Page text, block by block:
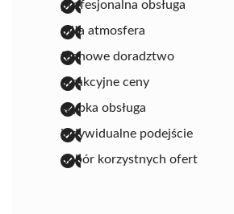
profesjonalna obsługa
miła atmosfera
fachowe doradztwo
atrakcyjne ceny
szybka obsługa
indywidualne podejście
dobór korzystnych ofert